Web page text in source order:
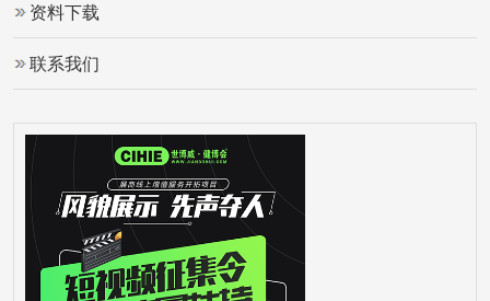
资料下载
联系我们